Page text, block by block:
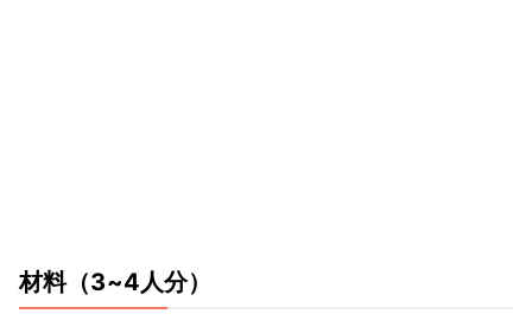
材料（3~4人分）